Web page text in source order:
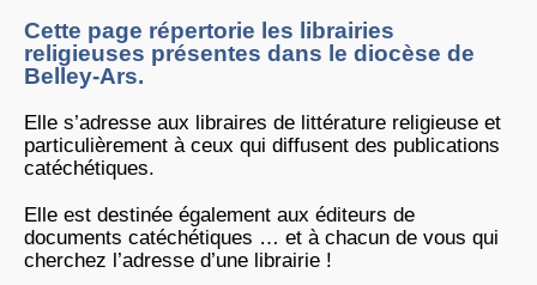
Cette page répertorie les librairies
religieuses présentes dans le diocèse de
Belley-Ars.
Elle s’adresse aux libraires de littérature religieuse et
particulièrement à ceux qui diffusent des publications
catéchétiques.
Elle est destinée également aux éditeurs de
documents catéchétiques … et à chacun de vous qui
cherchez l’adresse d’une librairie !